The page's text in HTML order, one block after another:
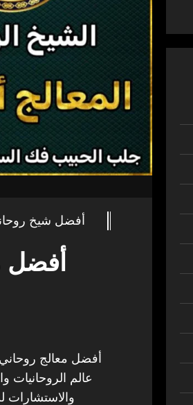
أفضل شيخ
أفضل
أفضل معالج روحاني
عالم الروحانيات
والاستشارات